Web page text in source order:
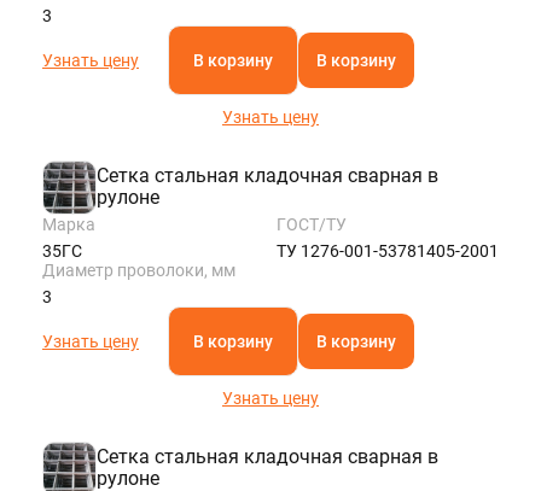
3
Узнать цену В корзину В корзину
Узнать цену
Сетка стальная кладочная сварная в
рулоне
Марка
35ГС
ГОСТ/ТУ
ТУ 1276-001-53781405-2001
Диаметр проволоки, мм
3
Узнать цену В корзину В корзину
Узнать цену
Сетка стальная кладочная сварная в
рулоне